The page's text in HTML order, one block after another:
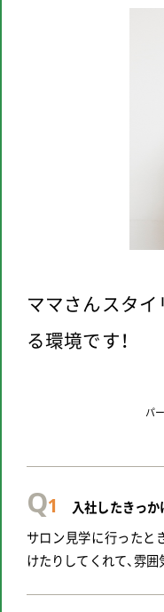
ママさんスタ
る環境です！
パ
Q1
入社したきっか
サロン見学に行ったと
けたりしてくれて、雰